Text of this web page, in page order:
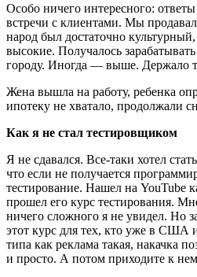
Особо ничего интересного:
встречи с клиентами. Мы
народ был достаточно
высокие. Получалось
городу. Иногда — выше. Держало
Жена вышла на работу, ребенка
ипотеку не хватало, продолжали
Как я не стал тестировщиком
Я не сдавался. Все-таки хотел
что если не получается
тестирование. Нашел на YouTube
прошел его курс тестирования.
ничего сложного я не увидел. Но
этот курс для тех, кто уже в США
типа как реклама такая, накачка
и просто. А потом приходите к